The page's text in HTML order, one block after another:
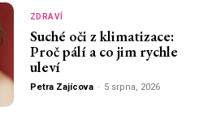
ZDRAVÍ
Suché oči z klimatizace:
Proč pálí a co jim rychle
uleví
Petra Zajícova - 5 srpna, 2026